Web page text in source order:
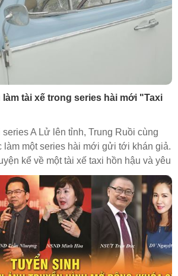
tài xế trong series hài mới "Taxi
A Lử lên tỉnh, Trung Ruồi cùng
làm một series hài mới gửi tới khán giả.
kể về một tài xế taxi hồn hậu và yêu
hành nghề, nhiều chuyện dở khóc dở
cùng các khách hàng. Để biết những
mời các bạn cùng chờ đón series này